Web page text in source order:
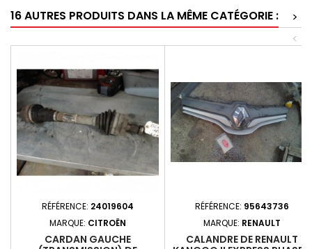
16 AUTRES PRODUITS DANS LA MÊME CATÉGORIE :
>
<
RÉFÉRENCE: 24019604
MARQUE: CITROËN
CARDAN GAUCHE
RÉFÉRENCE: 95643736
MARQUE: RENAULT
CALANDRE DE RENAULT